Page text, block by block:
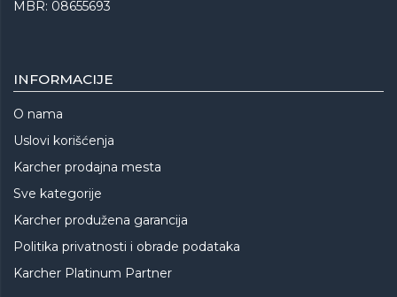
MBR: 08655693
INFORMACIJE
O nama
Uslovi korišćenja
Karcher prodajna mesta
Sve kategorije
Karcher produžena garancija
Politika privatnosti i obrade podataka
Karcher Platinum Partner